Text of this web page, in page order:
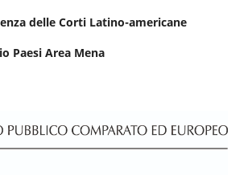
delle Corti Latino-americane
Paesi Area Mena